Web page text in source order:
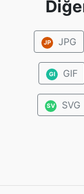
JP JPG
GI GIF
SV SVG